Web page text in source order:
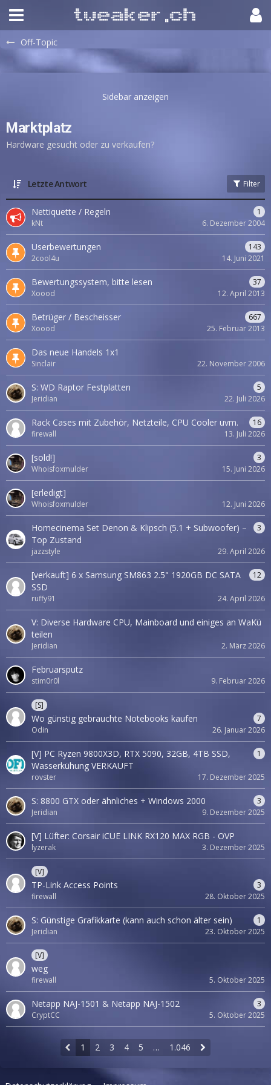
Off-Topic
Marktplatz
Hardware gesucht oder zu verkaufen?
Letzte Antwort Filter
Nettiquette / Regeln
1
kNt
6. Dezember 2004
Userbewertungen
143
2cool4u
14. Juni 2021
Bewertungssystem, bitte lesen
37
Xoood
12. April 2013
Betrüger / Bescheisser
667
Xoood
25. Februar 2013
Das neue Handels 1x1
Sinclair 22. November 2006
S: WD Raptor Festplatten
5
Jeridian
22. Juli 2026
Rack Cases mit Zubehör, Netzteile, CPU Cooler uvm.
16
firewall
13. Juli 2026
[sold!]
3
Whoisfoxmulder
15. Juni 2026
[erledigt]
Whoisfoxmulder 12. Juni 2026
Homecinema Set Denon & Klipsch (5.1 + Subwoofer) –
Top Zustand
3
jazzstyle 29. April 2026
[verkauft] 6 x Samsung SM863 2.5" 1920GB DC SATA
SSD
12
ruffy91 24. April 2026
V: Diverse Hardware CPU, Mainboard und einiges an WaKü
teilen
Jeridian 2. März 2026
Februarsputz
stim0r0l 9. Februar 2026
[S]
Wo günstig gebrauchte Notebooks kaufen
7
Odin
26. Januar 2026
[V] PC Ryzen 9800X3D, RTX 5090, 32GB, 4TB SSD,
Wasserkühung VERKAUFT
1
rovster 17. Dezember 2025
S: 8800 GTX oder ähnliches + Windows 2000
3
Jeridian
9. Dezember 2025
[V] Lüfter: Corsair iCUE LINK RX120 MAX RGB - OVP
lyzerak 3. Dezember 2025
[V]
TP-Link Access Points
3
firewall
28. Oktober 2025
S: Günstige Grafikkarte (kann auch schon älter sein)
1
Jeridian
23. Oktober 2025
[V]
weg
firewall 5. Oktober 2025
Netapp NAJ-1501 & Netapp NAJ-1502
3
CryptCC
5. Oktober 2025
1 2 3 4 5 … 1.046